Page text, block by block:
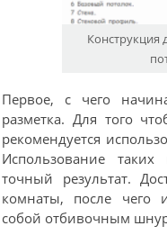
Конструкция
Первое, с чего
разметка. Для того
рекомендуется
Использование таких
точный результат.
комнаты, после чего
собой отбивочным